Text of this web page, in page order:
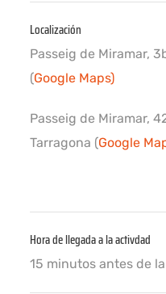
Localización
Passeig de Miramar,
(Google Maps)
Passeig de Miramar,
Tarragona (Google
Hora de llegada a la activdad
15 minutos antes de